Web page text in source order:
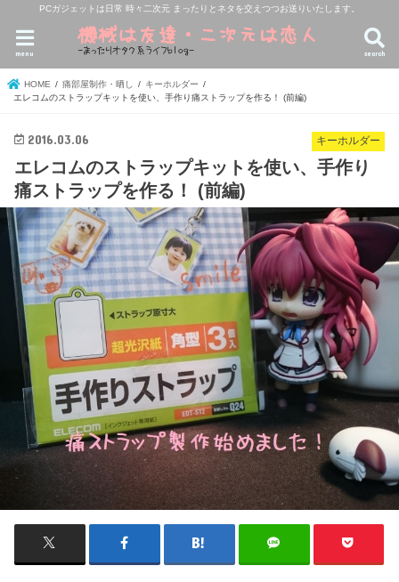
PCガジェットは日常 時々二次元 まったりとネタを交えつつお送りいたします。
search
menu
HOME 痛部屋制作・晒し
キーホルダー
エレコムのストラップキットを使い、手作り痛ストラップを作る！ (前編)
キーホルダー
2016.03.06
エレコムのストラップキットを使い、手作り
痛ストラップを作る！ (前編)